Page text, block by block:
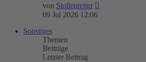
von Stollenreiter
09 Jul 2026 12:06
Sonstiges
Themen
Beiträge
Letzter Beitrag